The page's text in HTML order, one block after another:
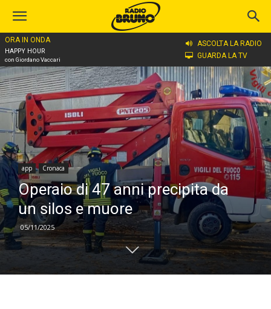
ORA IN ONDA
HAPPY HOUR
con Giordano Vaccari
ASCOLTA LA RADIO
GUARDA LA TV
Home
app Cronaca
Operaio di 47 anni precipita da
un silos e muore
05/11/2025